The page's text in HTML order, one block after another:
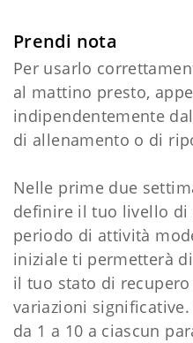
Prendi nota
Per usarlo
al mattino presto,
indipendentemente
di allenamento o di
Nelle prime due
definire il tuo livello
periodo di attività
iniziale ti permetterà
il tuo stato di
variazioni
da 1 a 10 a ciascun